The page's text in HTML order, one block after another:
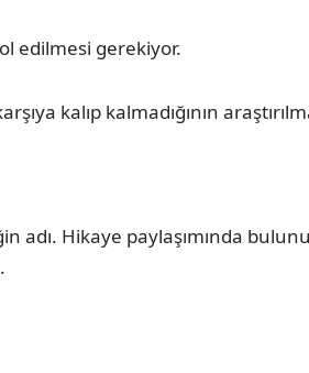
edilmesi gerekiyor.
kalıp kalmadığının
Hikaye paylaşımında